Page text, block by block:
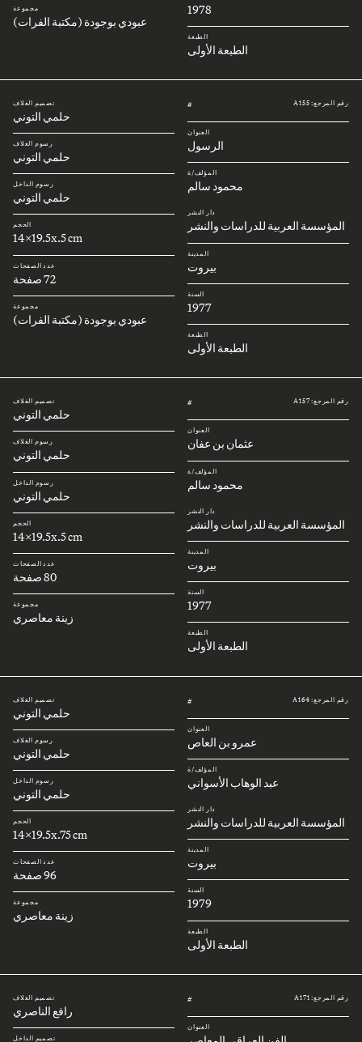
1978
الطبعة
الطبعة الأولى
مجموعة
عبودي بوجودة (مكتبة الفرات)
رقم المرجع: A155 #
العنوان
الرسول
المؤلف/ة
محمود سالم
دار النشر
المؤسسة العربية للدراسات والنشر
المدينة
بيروت
السنة
1977
الطبعة
الطبعة الأولى
تصميم الغلاف
حلمي التوني
رسوم الغلاف
حلمي التوني
رسوم الداخل
حلمي التوني
الحجم
14x19.5x.5 cm
عدد الصفحات
72 صفحة
مجموعة
عبودي بوجودة (مكتبة الفرات)
رقم المرجع: A157 #
العنوان
عثمان بن عفان
المؤلف/ة
محمود سالم
دار النشر
المؤسسة العربية للدراسات والنشر
المدينة
بيروت
السنة
1977
الطبعة
الطبعة الأولى
تصميم الغلاف
حلمي التوني
رسوم الغلاف
حلمي التوني
رسوم الداخل
حلمي التوني
الحجم
14x19.5x.5 cm
عدد الصفحات
80 صفحة
مجموعة
زينة معاصري
رقم المرجع: A164 #
العنوان
عمرو بن العاص
المؤلف/ة
عبد الوهاب الأسواني
دار النشر
المؤسسة العربية للدراسات والنشر
المدينة
بيروت
السنة
1979
الطبعة
الطبعة الأولى
تصميم الغلاف
حلمي التوني
رسوم الغلاف
حلمي التوني
رسوم الداخل
حلمي التوني
الحجم
14x19.5x.75 cm
عدد الصفحات
96 صفحة
مجموعة
زينة معاصري
رقم المرجع: A171 #
العنوان
تصميم الغلاف
رافع الناصري
تصميم الداخل